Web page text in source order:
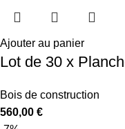
Ajouter au panier
Lot de 30 x
Bois de construction
560,00 €